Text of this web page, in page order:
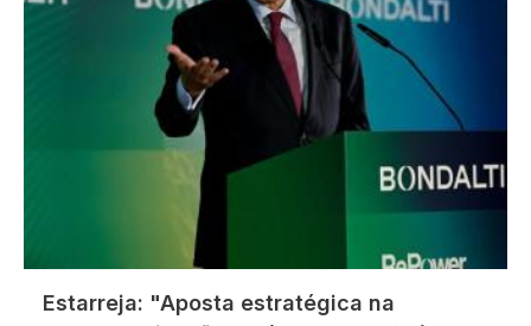
Estarreja: "Aposta estratégica na